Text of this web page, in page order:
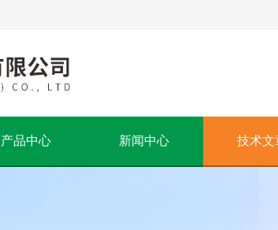
产品中心 新闻中心 技术文